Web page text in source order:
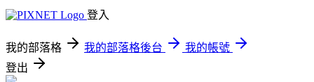
登入
我的部落格 我的部落格後台
我的帳號
登出